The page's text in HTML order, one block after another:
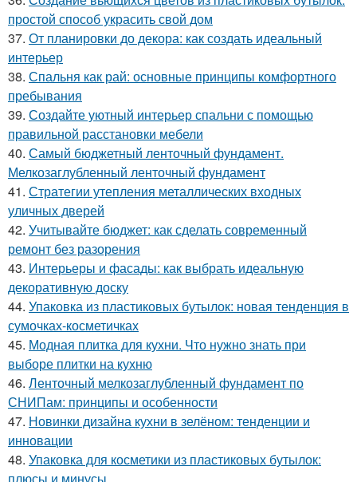
простой способ украсить свой дом
37. От планировки до декора: как создать идеальный
интерьер
38. Спальня как рай: основные принципы комфортного
пребывания
39. Создайте уютный интерьер спальни с помощью
правильной расстановки мебели
40. Самый бюджетный ленточный фундамент.
Мелкозаглубленный ленточный фундамент
41. Стратегии утепления металлических входных
уличных дверей
42. Учитывайте бюджет: как сделать современный
ремонт без разорения
43. Интерьеры и фасады: как выбрать идеальную
декоративную доску
44. Упаковка из пластиковых бутылок: новая тенденция в
сумочках-косметичках
45. Модная плитка для кухни. Что нужно знать при
выборе плитки на кухню
46. Ленточный мелкозаглубленный фундамент по
СНИПам: принципы и особенности
47. Новинки дизайна кухни в зелёном: тенденции и
инновации
48. Упаковка для косметики из пластиковых бутылок:
плюсы и минусы